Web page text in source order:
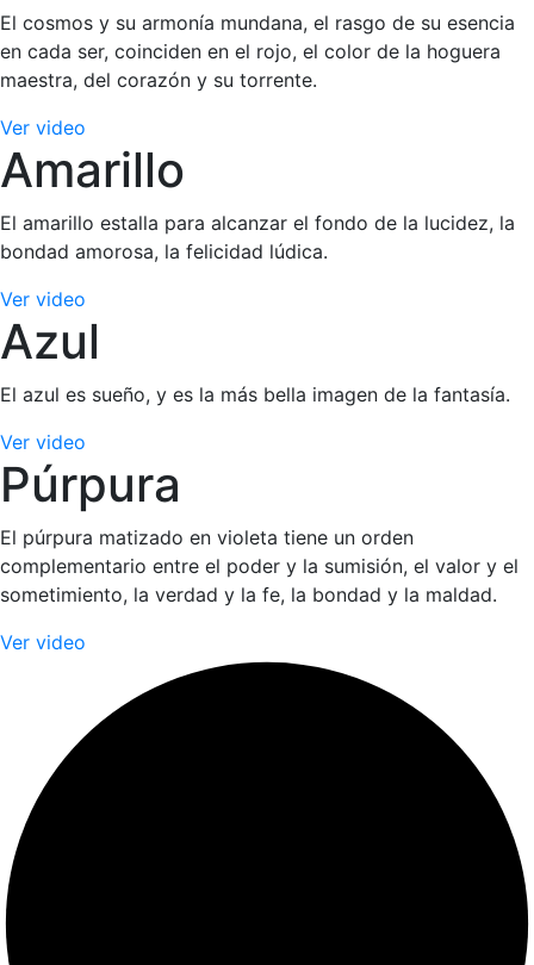
El cosmos y su armonía mundana, el rasgo de su esencia
en cada ser, coinciden en el rojo, el color de la hoguera
maestra, del corazón y su torrente.
Ver video
Amarillo
El amarillo estalla para alcanzar el fondo de la lucidez, la
bondad amorosa, la felicidad lúdica.
Ver video
Azul
El azul es sueño, y es la más bella imagen de la fantasía.
Ver video
Púrpura
El púrpura matizado en violeta tiene un orden
complementario entre el poder y la sumisión, el valor y el
sometimiento, la verdad y la fe, la bondad y la maldad.
Ver video